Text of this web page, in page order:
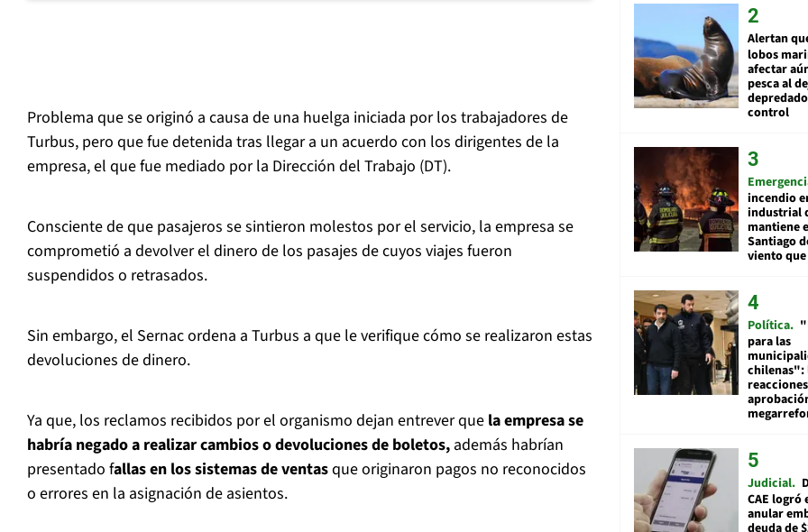
Problema que se originó a causa de una huelga iniciada por los trabajadores de
Turbus, pero que fue detenida tras llegar a un acuerdo con los dirigentes de la
empresa, el que fue mediado por la Dirección del Trabajo (DT).
Consciente de que pasajeros se sintieron molestos por el servicio, la empresa se
comprometió a devolver el dinero de los pasajes de cuyos viajes fueron
suspendidos o retrasados.
Sin embargo, el Sernac ordena a Turbus a que le verifique cómo se realizaron estas
devoluciones de dinero.
Ya que, los reclamos recibidos por el organismo dejan entrever que la empresa se
habría negado a realizar cambios o devoluciones de boletos, además habrían
presentado fallas en los sistemas de ventasque originaron pagos no reconocidos
o errores en la asignación de asientos.
Alertan
lobos
afectar
pesca al
control
incendio
industrial
mantiene
Santiago
viento que
Política
para las
chilenas":
Judicial
CAE logró
anular
deuda de